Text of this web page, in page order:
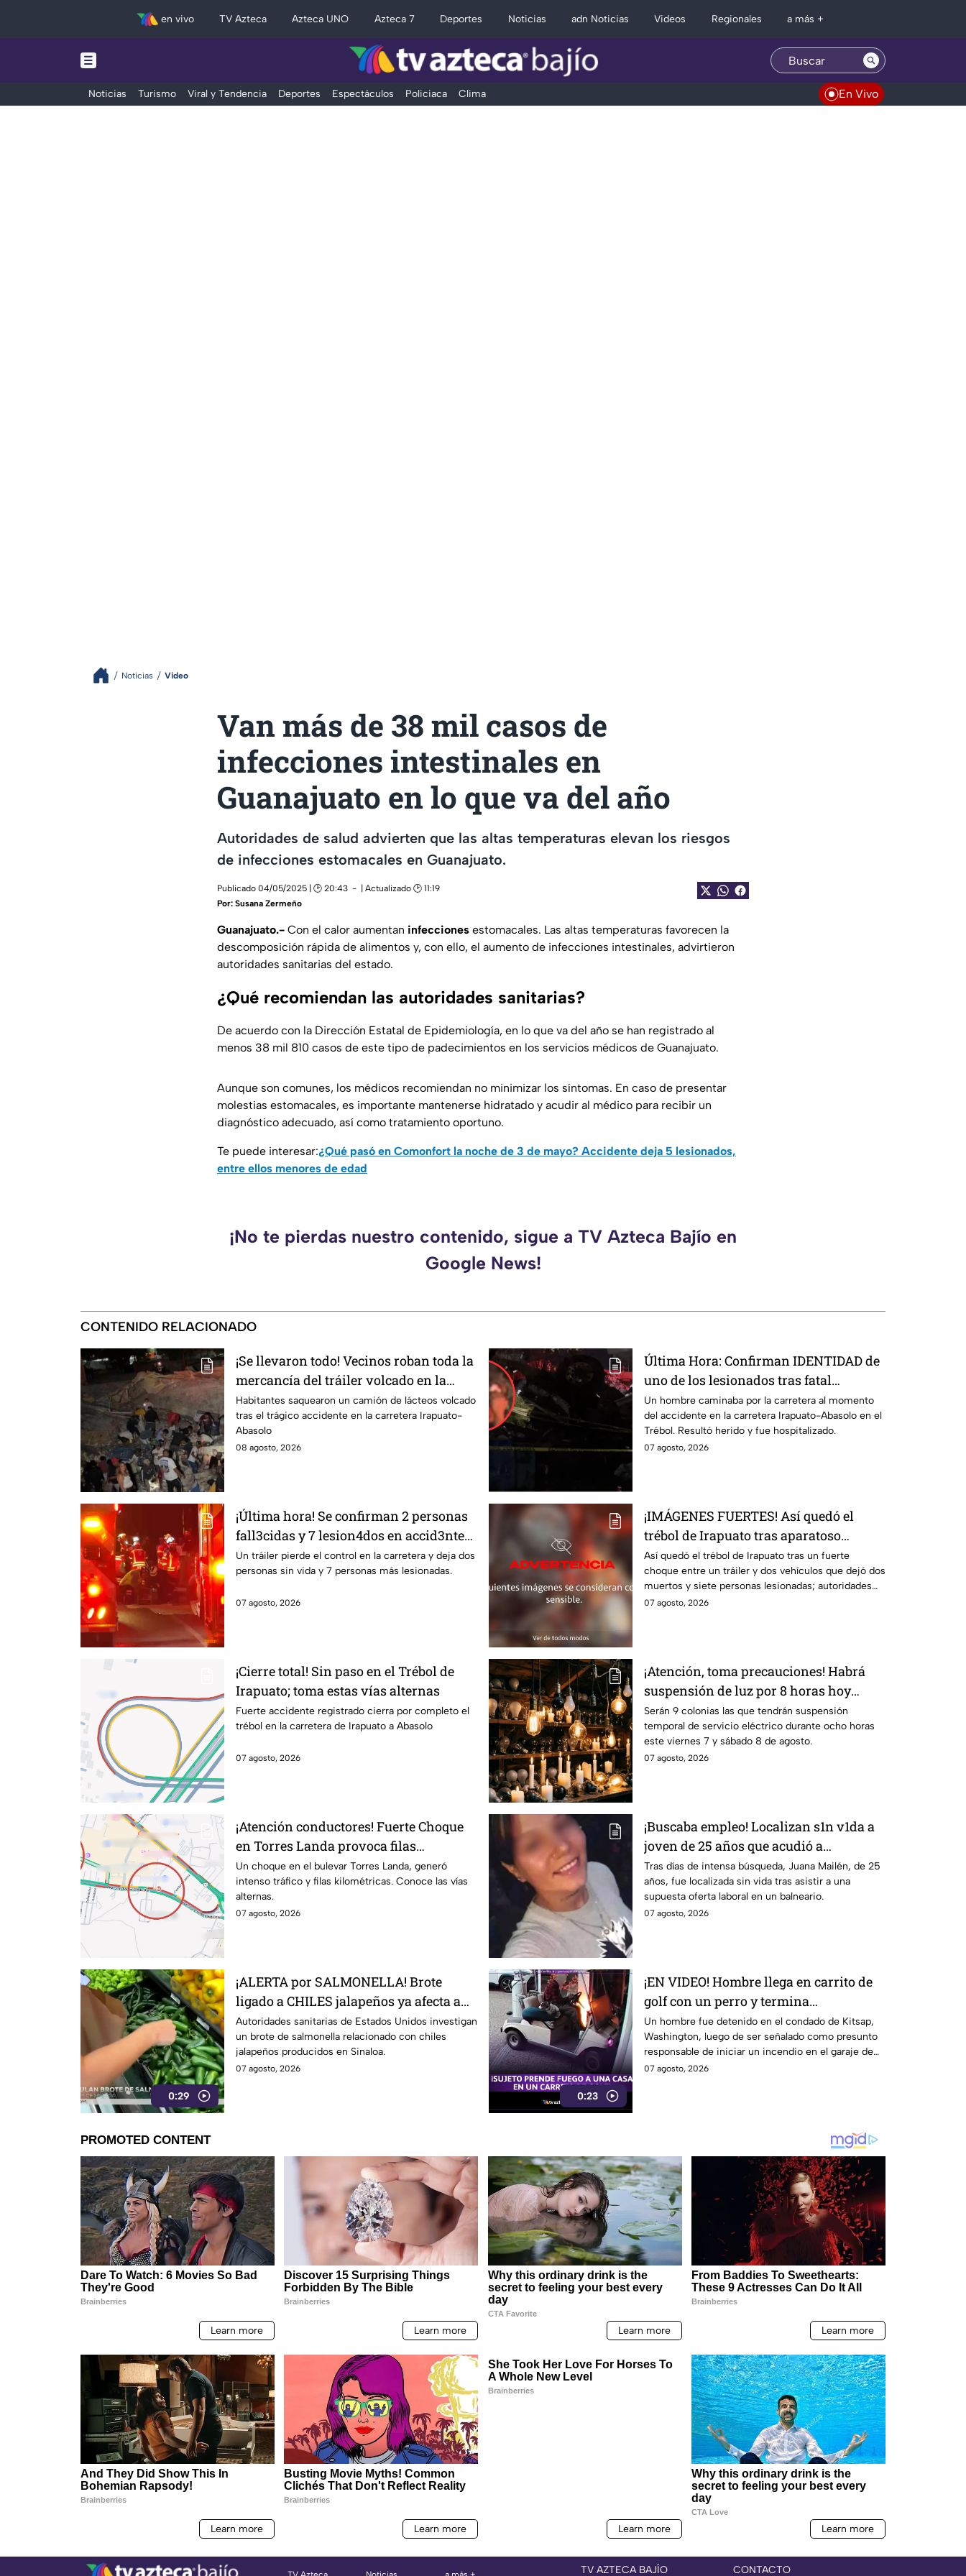
en vivo TV Azteca Azteca UNO Azteca 7 Deportes Noticias adn Noticias Videos Regionales a más +
Noticias Turismo Viral y Tendencia Deportes Espectáculos Policiaca Clima En Vivo
Noticias Video
Van más de 38 mil casos de
infecciones intestinales en
Guanajuato en lo que va del año
Autoridades de salud advierten que las altas temperaturas elevan los riesgos
de infecciones estomacales en Guanajuato.
Publicado 04/05/2025 | 🕑 20:43
| Actualizado 🕑 11:19
Por: Susana Zermeño
Guanajuato.- Con el calor aumentan infecciones estomacales. Las altas temperaturas favorecen la
descomposición rápida de alimentos y, con ello, el aumento de infecciones intestinales, advirtieron
autoridades sanitarias del estado.
¿Qué recomiendan las autoridades sanitarias?
De acuerdo con la Dirección Estatal de Epidemiología, en lo que va del año se han registrado al
menos 38 mil 810 casos de este tipo de padecimientos en los servicios médicos de Guanajuato.
Aunque son comunes, los médicos recomiendan no minimizar los síntomas. En caso de presentar
molestias estomacales, es importante mantenerse hidratado y acudir al médico para recibir un
diagnóstico adecuado, así como tratamiento oportuno.
Te puede interesar:¿Qué pasó en Comonfort la noche de 3 de mayo? Accidente deja 5 lesionados,
entre ellos menores de edad
¡No te pierdas nuestro contenido, sigue a TV Azteca Bajío en
Google News!
CONTENIDO RELACIONADO
¡Se llevaron todo! Vecinos roban toda la
mercancía del tráiler volcado en la
carretera de Irapuato
Habitantes saquearon un camión de lácteos volcado
tras el trágico accidente en la carretera Irapuato-
Abasolo
08 agosto, 2026
Última Hora: Confirman IDENTIDAD de
uno de los lesionados tras fatal
accid3nte en Irapuato
Un hombre caminaba por la carretera al momento
del accidente en la carretera Irapuato-Abasolo en el
Trébol. Resultó herido y fue hospitalizado.
07 agosto, 2026
¡Última hora! Se confirman 2 personas
fall3cidas y 7 lesion4dos en accid3nte
carretero en Irapuato; esto se sabe
Un tráiler pierde el control en la carretera y deja dos
personas sin vida y 7 personas más lesionadas.
07 agosto, 2026
¡IMÁGENES FUERTES! Así quedó el
trébol de Irapuato tras aparatoso
choque; hay mu3rtos y lesionados
Así quedó el trébol de Irapuato tras un fuerte
choque entre un tráiler y dos vehículos que dejó dos
muertos y siete personas lesionadas; autoridades
siguen en la zona
07 agosto, 2026
¡Cierre total! Sin paso en el Trébol de
Irapuato; toma estas vías alternas
Fuerte accidente registrado cierra por completo el
trébol en la carretera de Irapuato a Abasolo
07 agosto, 2026
¡Atención, toma precauciones! Habrá
suspensión de luz por 8 horas hoy
viernes 7 y mañana sábado 8 de agosto
en 9 sitios
Serán 9 colonias las que tendrán suspensión
temporal de servicio eléctrico durante ocho horas
este viernes 7 y sábado 8 de agosto.
07 agosto, 2026
¡Atención conductores! Fuerte Choque
en Torres Landa provoca filas
kilométricas a esta altura
Un choque en el bulevar Torres Landa, generó
intenso tráfico y filas kilométricas. Conoce las vías
alternas.
07 agosto, 2026
¡Buscaba empleo! Localizan s1n v1da a
joven de 25 años que acudió a
entrevista de trabajo falsa
Tras días de intensa búsqueda, Juana Mailén, de 25
años, fue localizada sin vida tras asistir a una
supuesta oferta laboral en un balneario.
07 agosto, 2026
0:29
¡ALERTA por SALMONELLA! Brote
ligado a CHILES jalapeños ya afecta a
27 estados
Autoridades sanitarias de Estados Unidos investigan
un brote de salmonella relacionado con chiles
jalapeños producidos en Sinaloa.
07 agosto, 2026
0:23
¡EN VIDEO! Hombre llega en carrito de
golf con un perro y termina
DESATANDO inc3ndio en una casa
Un hombre fue detenido en el condado de Kitsap,
Washington, luego de ser señalado como presunto
responsable de iniciar un incendio en el garaje de
una vivienda.
07 agosto, 2026
TV AZTECA BAJÍO CONTACTO